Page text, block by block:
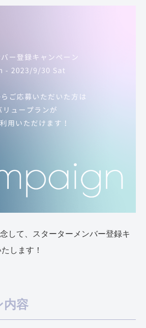
して、スターターメンバー登録キ
します！
内容